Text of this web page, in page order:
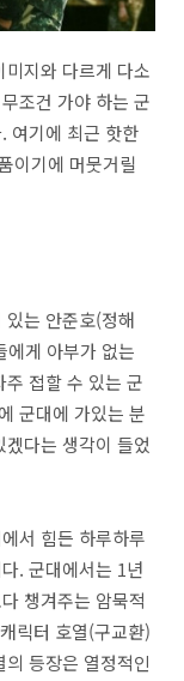
지와 다르게 다소
조건 가야 하는 군
여기에 최근 핫한
이기에 머뭇거릴
는 안준호(정해
에게 아부가 없는
접할 수 있는 군
군대에 가있는 분
다는 생각이 들었
서 힘든 하루하루
. 군대에서는 1년
챙겨주는 암묵적
릭터 호열(구교환)
등장은 열정적인